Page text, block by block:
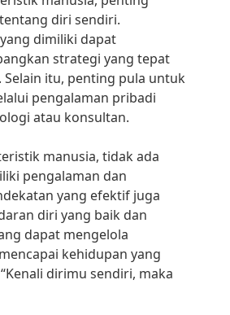
diri sendiri.
dimiliki dapat
strategi yang tepat
itu, penting pula untuk
pengalaman pribadi
atau konsultan.
manusia, tidak ada
pengalaman dan
yang efektif juga
diri yang baik dan
dapat mengelola
kehidupan yang
dirimu sendiri, maka